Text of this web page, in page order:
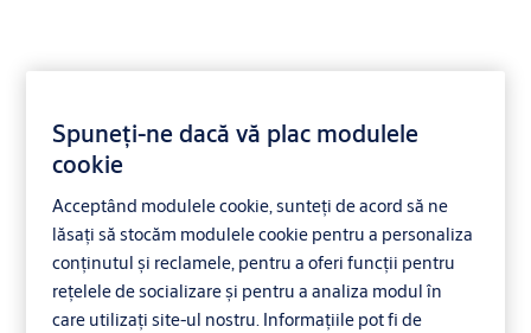
Inovație
Spuneți-ne dacă vă plac modulele
cookie
Acceptând modulele cookie, sunteți de acord să ne
lăsați să stocăm modulele cookie pentru a personaliza
conținutul și reclamele, pentru a oferi funcții pentru
rețelele de socializare și pentru a analiza modul în
care utilizați site-ul nostru. Informațiile pot fi de